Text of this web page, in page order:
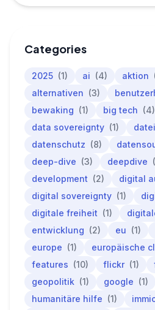
Categories
2025 (1) ai (4) aktion
alternativen (3)
bewaking (1) big tech (4)
data sovereignty (1)
datenschutz (8)
deep-dive (3) deepdive
development (2) digital
digital sovereignty (1)
digitale freiheit (1)
entwicklung (2) eu (1)
europe (1) europäische
features (10) flickr (1)
geopolitik (1) google (1)
humanitäre hilfe (1)